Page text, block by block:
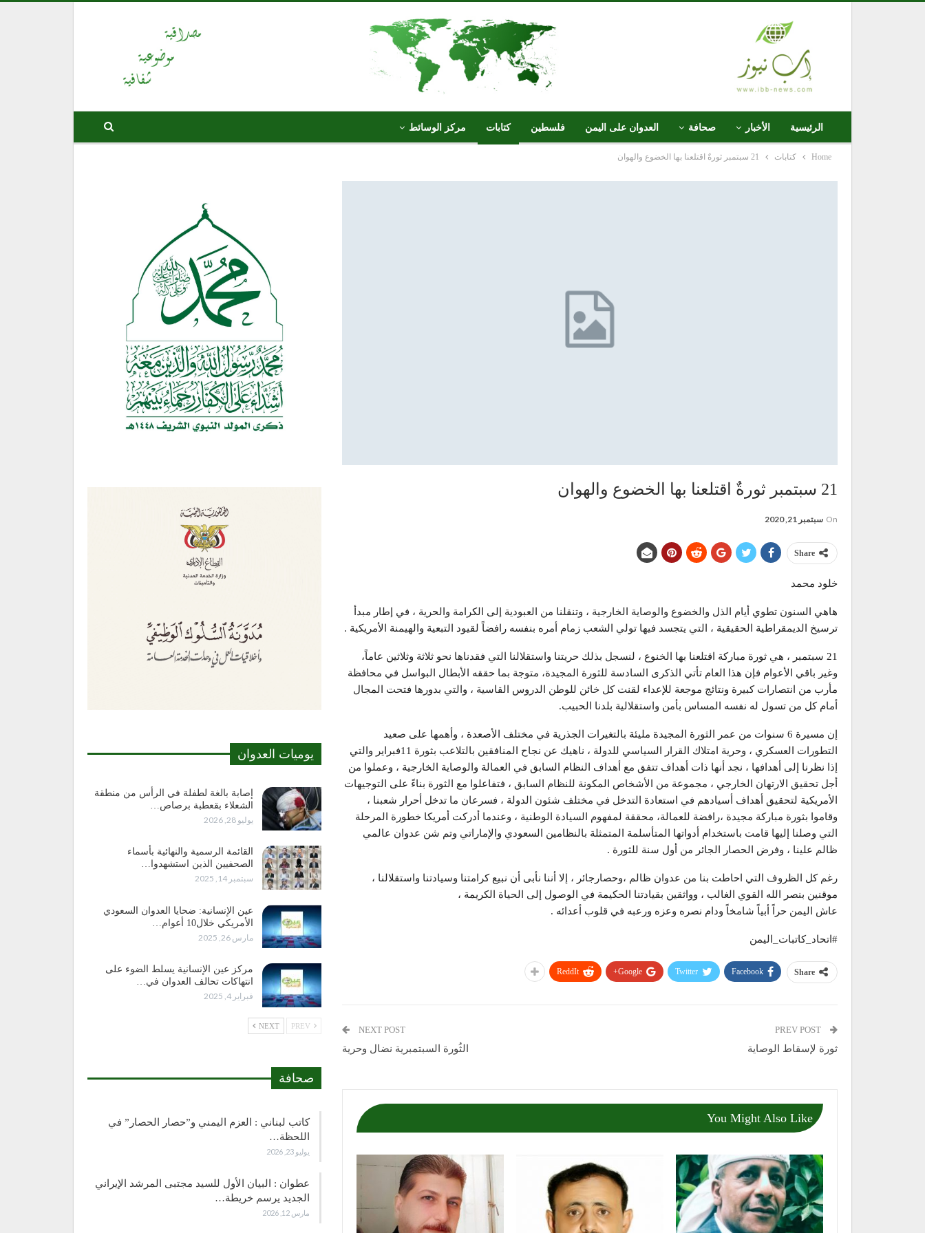
الرئيسية الأخبار صحافة العدوان على اليمن فلسطين كتابات مركز الوسائط
Home كتابات 21 سبتمبر ثورةٌ اقتلعنا بها الخضوع والهوان
21 سبتمبر ثورةٌ اقتلعنا بها الخضوع والهوان
On سبتمبر 21, 2020
Share
خلود محمد
هاهي السنون تطوي أيام الذل والخضوع والوصاية الخارجية ، وتنقلنا من العبودية إلى الكرامة والحرية ، في إطار مبدأ
ترسيخ الديمقراطية الحقيقية ، التي يتجسد فيها تولي الشعب زمام أمره بنفسه رافضاً لقيود التبعية والهيمنة الأمريكية .
21 سبتمبر ، هي ثورة مباركة اقتلعنا بها الخنوع ، لنسجل بذلك حريتنا واستقلالنا التي فقدناها نحو ثلاثة وثلاثين عاماً،
وغير باقي الأعوام فإن هذا العام تأتي الذكرى السادسة للثورة المجيدة، متوجة بما حققه الأبطال البواسل في محافظة
مأرب من انتصارات كبيرة ونتائج موجعة للإعداء لقنت كل خائن للوطن الدروس القاسية ، والتي بدورها فتحت المجال
أمام كل من تسول له نفسه المساس بأمن واستقلالية بلدنا الحبيب.
إن مسيرة 6 سنوات من عمر الثورة المجيدة مليئة بالتغيرات الجذرية في مختلف الأصعدة ، وأهمها على صعيد
التطورات العسكري ، وحرية امتلاك القرار السياسي للدولة ، ناهيك عن نجاح المنافقين بالتلاعب بثورة 11فبراير والتي
إذا نظرنا إلى أهدافها ، نجد أنها ذات أهداف تتفق مع أهداف النظام السابق في العمالة والوصاية الخارجية ، وعملوا من
أجل تحقيق الارتهان الخارجي ، مجموعة من الأشخاص المكونة للنظام السابق ، فتفاعلوا مع الثورة بناءً على التوجيهات
الأمريكية لتحقيق أهداف أسيادهم في استعادة التدخل في مختلف شئون الدولة ، فسرعان ما تدخل أحرار شعبنا ،
وقاموا بثورة مباركة مجيدة ،رافضة للعمالة، محققة لمفهوم السيادة الوطنية ، وعندما أدركت أمريكا خطورة المرحلة
التي وصلنا إليها قامت باستخدام أدواتها المتأسلمة المتمثلة بالنظامين السعودي والإماراتي وتم شن عدوان عالمي
ظالم علينا ، وفرض الحصار الجائر من أول سنة للثورة .
رغم كل الظروف التي احاطت بنا من عدوان ظالم ،وحصارجائر ، إلا أننا نأبى أن نبيع كرامتنا وسيادتنا واستقلالنا ،
موقنين بنصر الله القوي الغالب ، وواثقين بقيادتنا الحكيمة في الوصول إلى الحياة الكريمة ،
عاش اليمن حراً أبياً شامخاً ودام نصره وعزه ورعبه في قلوب أعدائه .
#اتحاد_كاتبات_اليمن
Share
Facebook
Twitter
Google+
ReddIt
ثورة لإسقاط الوصاية
NEXT POST
الثُورة السبتمبرية نضال وحرية
You Might Also Like
يوميات العدوان
إصابة بالغة لطفلة في الرأس من منطقة
الشعلاء بقعطبة برصاص…
يوليو 28, 2026
القائمة الرسمية والنهائية بأسماء
الصحفيين الذين استشهدوا…
سبتمبر 14, 2025
عين الإنسانية: ضحايا العدوان السعودي
الأمريكي خلال10 أعوام…
مارس 26, 2025
مركز عين الإنسانية يسلط الضوء على
انتهاكات تحالف العدوان في…
فبراير 4, 2025
NEXT
صحافة
كاتب لبناني : العزم اليمني و”حصار الحصار” في
اللحظة…
يوليو 23, 2026
عطوان : البيان الأول للسيد مجتبى المرشد الإيراني
الجديد يرسم خريطة…
مارس 12, 2026